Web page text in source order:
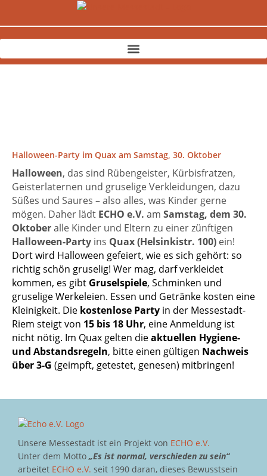
Halloween-Party im Quax am Samstag, 30. Oktober
Halloween, das sind Rübengeister, Kürbisfratzen,
Geisterlaternen und gruselige Verkleidungen, dazu
Süßes und Saures – also alles, was Kinder gerne
mögen. Daher lädt ECHO e.V. am Samstag, dem 30.
Oktoberalle Kinder und Eltern zu einer zünftigen
Halloween-Party ins Quax (Helsinkistr. 100) ein!
Dort wird Halloween gefeiert, wie es sich gehört: so
richtig schön gruselig! Wer mag, darf verkleidet
kommen, es gibt Gruselspiele, Schminken und
gruselige Werkeleien. Essen und Getränke kosten eine
Kleinigkeit. Die kostenlose Party in der Messestadt-
Riem steigt von 15 bis 18 Uhr, eine Anmeldung ist
nicht nötig. Im Quax gelten dieaktuellen Hygiene-
und Abstandsregeln, bitte einen gültigen Nachweis
über 3-G (geimpft, getestet, genesen) mitbringen!
Unsere Messestadt ist ein Projekt von ECHO e.V.
Unter dem Motto „Es ist normal, verschieden zu sein“
arbeitet ECHO e.V. seit 1990 daran, dieses Bewusstsein